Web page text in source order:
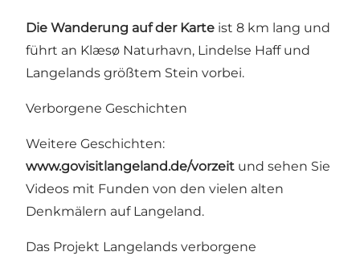
Die Wanderung auf der Karte ist 8 km lang und
führt an Klæsø Naturhavn, Lindelse Haffund
Langelands größtem Stein vorbei.
Verborgene Geschichten
Weitere Geschichten:
www.govisitlangeland.de/vorzeit und sehen Sie
Videos mit Funden von den vielen alten
Denkmälern auf Langeland.
Das Projekt Langelands verborgene